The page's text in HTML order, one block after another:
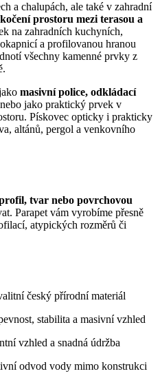
a chalupách, ale také v zahradní
prostoru mezi terasou a
na zahradních kuchyních,
a profilovanou hranou
všechny kamenné prvky z
masivní police, odkládací
jako praktický prvek v
Pískovec opticky i prakticky
altánů, pergol a venkovního
tvar nebo povrchovou
Parapet vám vyrobíme přesně
atypických rozměrů či
český přírodní materiál
stabilita a masivní vzhled
vzhled a snadná údržba
odvod vody mimo konstrukci